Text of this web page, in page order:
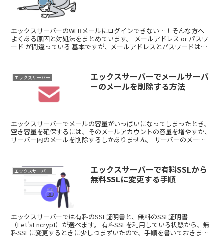
エックスサーバーのWEBメールにログインできない…！そんな方へ
よくある原因と対処法をまとめています。 メールアドレス or パスワ
ード が間違っている 基本ですが、メールアドレスとパスワードは正
エックスサーバー
エックスサーバーでメールサーバ
ーのメールを削除する方法
エックスサーバーでメールの容量がいっぱいになってしまったとき、
空き容量を確保するには、そのメールアカウントの容量を増やすか、
サーバー内のメールを削除するしかありません。 サーバーのメール
エックスサーバー
エックスサーバーで有料SSLから
無料SSLに変更する手順
エックスサーバーでは有料のSSL証明書と、無料のSSL証明書
（Let'sEncrypt）が選べます。 有料SSLを利用している状態から、無
料SSLに変更するときに少しつまずいたので、手順を書いておきま